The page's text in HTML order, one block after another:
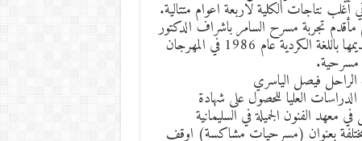
نتاجات الكلية لاربعة اعوام متتالية.
تجربة مسرح السامر باشراف الدكتور
صلاح القصب من العراق والدكتور كمال عيد من مصر واعاد تقديمها باللغة الكردية عام 1986 في المهرجان
مسرحية.
في الدراسات العليا للحصول على شهادة
الفنون الجميلة في السليمانية
مختلفة بعنوان (مسرحيات مشاكسة) اوقف